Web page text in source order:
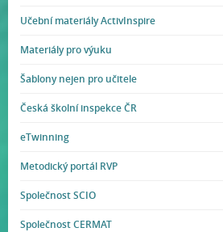
Učební materiály ActivInspire
Materiály pro výuku
Šablony nejen pro učitele
Česká školní inspekce ČR
eTwinning
Metodický portál RVP
Společnost SCIO
Společnost CERMAT